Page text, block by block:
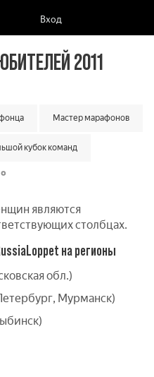
Вход
2011
Мастер марафонов
кубок команд
Кубок мастеров
являются
столбцах.
на регионы
обл.)
Мурманск)